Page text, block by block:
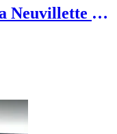
Neuvillette -